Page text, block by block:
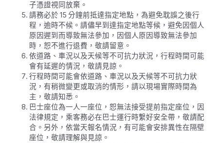
子憑證視同放棄。
請務必於 15 分鐘前抵達指定地點，為避免耽誤之後行
程，逾時不候。請儘早到達指定地點等候，避免因個人
原因遲到而導致無法參加，因個人原因導致無法參加
時，恕不進行退費，敬請留意。
依道路、車況以及天候等不可抗力狀況，行程時間可能
會有延遲的情況，敬請見諒。
行程時間可能會依道路、車況以及天候等不可抗力狀
況，有稍微變更或取消的情形，請以現場實際時間為
主，敬請知悉。
巴士座位為一人一座位，恕無法接受提前指定座位，因
法律規定，乘客務必在巴士運行時繫好安全帶，敬請配
合。另外，依當天報名情況，有可能會安排異性在隔壁
座位，敬請理解與見諒。